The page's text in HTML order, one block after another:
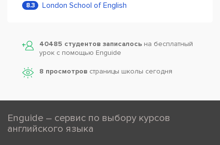
8.3 London School of English
40485 студентов записалось на бесплатный
урок с помощью Enguide
8 просмотров страницы школы сегодня
Enguide – сервис по выбору курсов
английского языка